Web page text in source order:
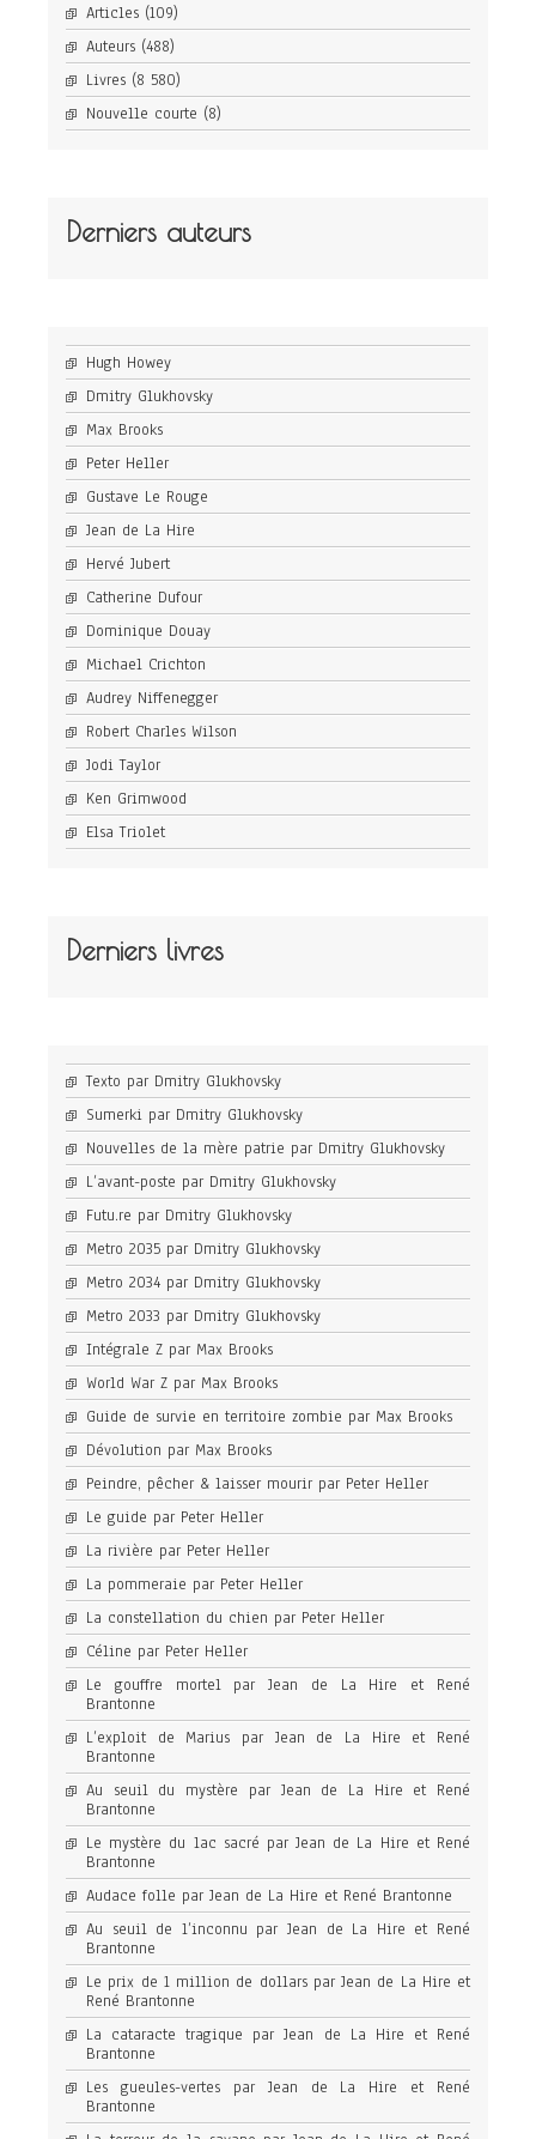
Articles (109)
Auteurs (488)
Livres (8 580)
Nouvelle courte (8)
Derniers auteurs
Hugh Howey
Dmitry Glukhovsky
Max Brooks
Peter Heller
Gustave Le Rouge
Jean de La Hire
Hervé Jubert
Catherine Dufour
Dominique Douay
Michael Crichton
Audrey Niffenegger
Robert Charles Wilson
Jodi Taylor
Ken Grimwood
Elsa Triolet
Derniers livres
Texto par Dmitry Glukhovsky
Sumerki par Dmitry Glukhovsky
Nouvelles de la mère patrie par Dmitry Glukhovsky
L’avant-poste par Dmitry Glukhovsky
Futu.re par Dmitry Glukhovsky
Metro 2035 par Dmitry Glukhovsky
Metro 2034 par Dmitry Glukhovsky
Metro 2033 par Dmitry Glukhovsky
Intégrale Z par Max Brooks
World War Z par Max Brooks
Guide de survie en territoire zombie par Max Brooks
Dévolution par Max Brooks
Peindre, pêcher & laisser mourir par Peter Heller
Le guide par Peter Heller
La rivière par Peter Heller
La pommeraie par Peter Heller
La constellation du chien par Peter Heller
Céline par Peter Heller
Le gouffre mortel par Jean de La Hire et René
Brantonne
L’exploit de Marius par Jean de La Hire et René
Brantonne
Au seuil du mystère par Jean de La Hire et René
Brantonne
Le mystère du lac sacré par Jean de La Hire et René
Brantonne
Audace folle par Jean de La Hire et René Brantonne
Au seuil de l’inconnu par Jean de La Hire et René
Brantonne
Le prix de 1 million de dollars par Jean de La Hire et
René Brantonne
La cataracte tragique par Jean de La Hire et René
Brantonne
Les gueules-vertes par Jean de La Hire et René
Brantonne